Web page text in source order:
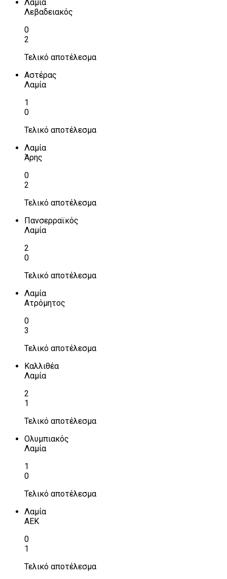
Λαμία
Λεβαδειακός
0
2
Τελικό αποτέλεσμα
Αστέρας
Λαμία
1
0
Τελικό αποτέλεσμα
Λαμία
Άρης
0
2
Τελικό αποτέλεσμα
Πανσερραϊκός
Λαμία
2
0
Τελικό αποτέλεσμα
Λαμία
Ατρόμητος
0
3
Τελικό αποτέλεσμα
Καλλιθέα
Λαμία
2
1
Τελικό αποτέλεσμα
Ολυμπιακός
Λαμία
1
0
Τελικό αποτέλεσμα
Λαμία
ΑΕΚ
0
1
Τελικό αποτέλεσμα